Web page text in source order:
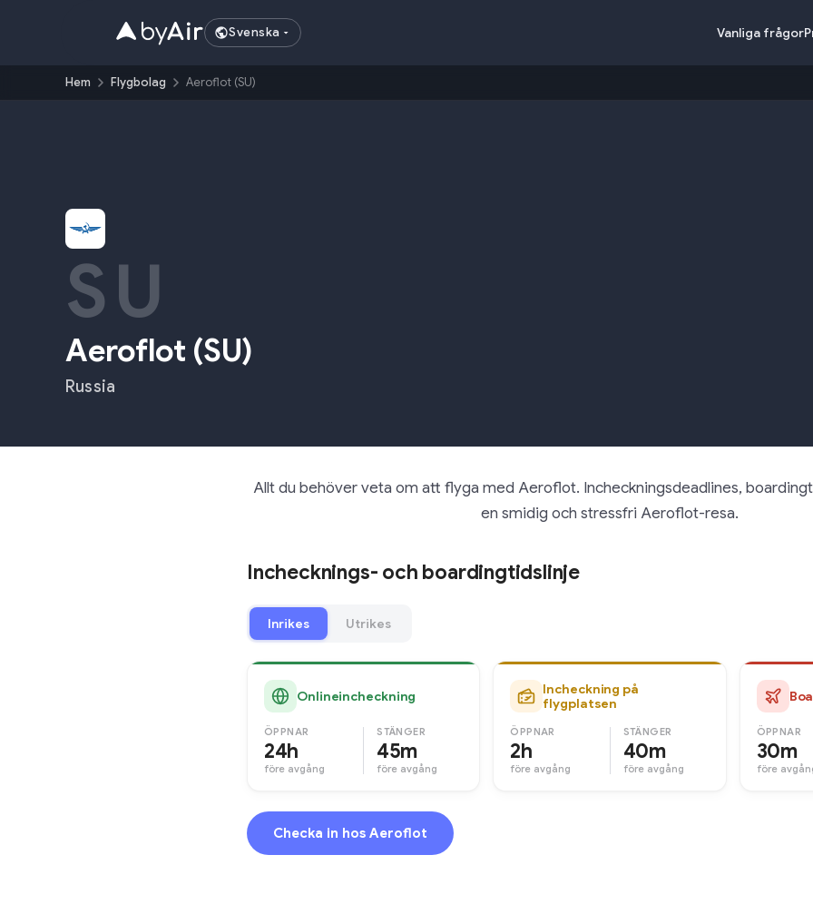
Svenska Vanliga frågor
Hem Flygbolag Aeroflot (SU)
SU
Aeroflot (SU)
Russia
Allt du behöver veta om att flyga med Aeroflot. Incheckningsdeadlines,
en smidig och stressfri Aeroflot-resa.
Inchecknings- och boardingtidslinje
Inrikes Utrikes
Onlineincheckning
ÖPPNAR
24h
före avgång
STÄNGER
45m
före avgång
Incheckning på
flygplatsen
ÖPPNAR
2h
före avgång
STÄNGER
40m
före avgång
ÖPPNAR
30m
före
Checka in hos Aeroflot